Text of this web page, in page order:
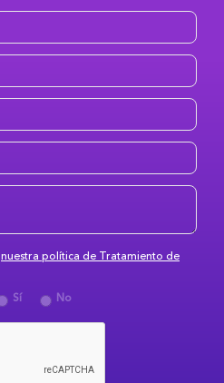
nuestra política de Tratamiento de
Sí No